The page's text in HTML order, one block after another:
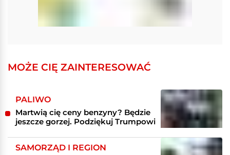
MOŻE CIĘ ZAINTERESOWAĆ
PALIWO
Martwią cię ceny benzyny? Będzie
jeszcze gorzej. Podziękuj Trumpowi
SAMORZĄD I REGION